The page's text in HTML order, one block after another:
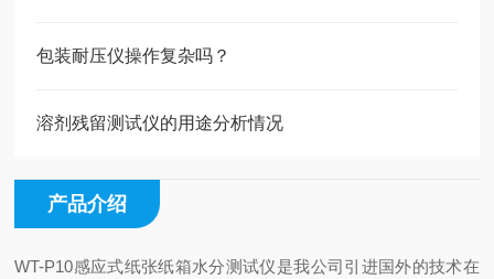
包装耐压仪操作复杂吗？
溶剂残留测试仪的用途分析情况
产品介绍
WT-P10感应式纸张纸箱水分测试仪是我公司引进国外的技术在